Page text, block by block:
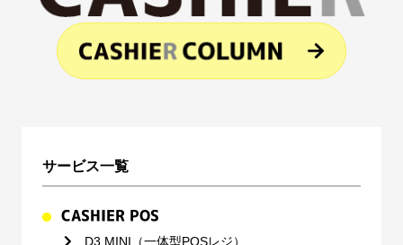
サービス一覧
CASHIER POS
D3 MINI（一体型POSレジ）